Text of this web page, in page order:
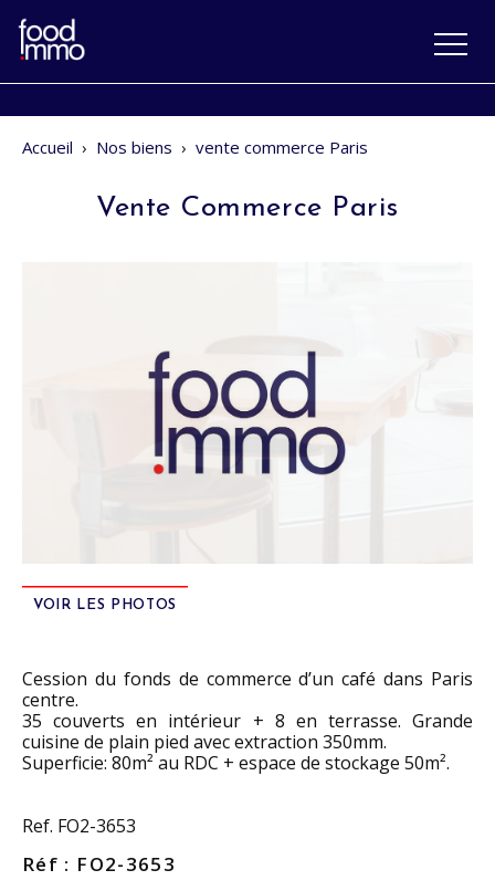
Accueil › Nos biens › vente commerce Paris
Vente Commerce Paris
VOIR LES PHOTOS
Cession du fonds de commerce d’un café dans Paris
centre.
35 couverts en intérieur + 8 en terrasse. Grande
cuisine de plain pied avec extraction 350mm.
Superficie: 80m² au RDC + espace de stockage 50m².
Ref. FO2-3653
Réf : FO2-3653